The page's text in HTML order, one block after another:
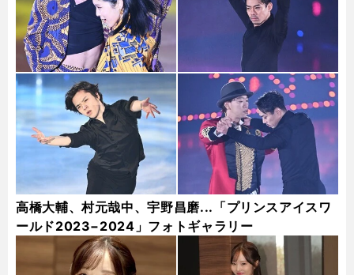
高橋大輔、村元哉中、宇野昌磨...「プリンスアイスワ
ールド2023−2024」フォトギャラリー